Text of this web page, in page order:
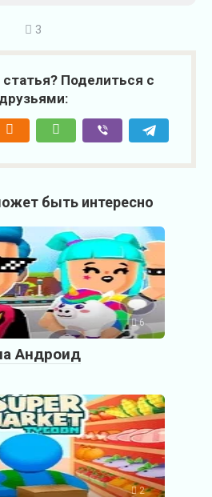
3
Поделиться с
друзьями:
быть интересно
6
Андроид
2